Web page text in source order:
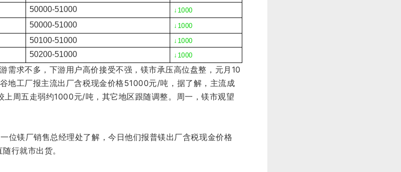
50000-51000 ↓ 1000
50000-51000 ↓ 1000
50100-51000 ↓ 1000
50200-51000 ↓ 1000
需求不多，下游用户高价接受不强，镁市承压高位盘整，元月10
地工厂报主流出厂含税现金价格51000元/吨，据了解，主流成
周五走弱约1000元/吨，其它地区跟随调整。
周一 ，镁市观望
位镁厂销售总经理处了解，今日他们报普镁出厂含税现金价格
行就市出货。